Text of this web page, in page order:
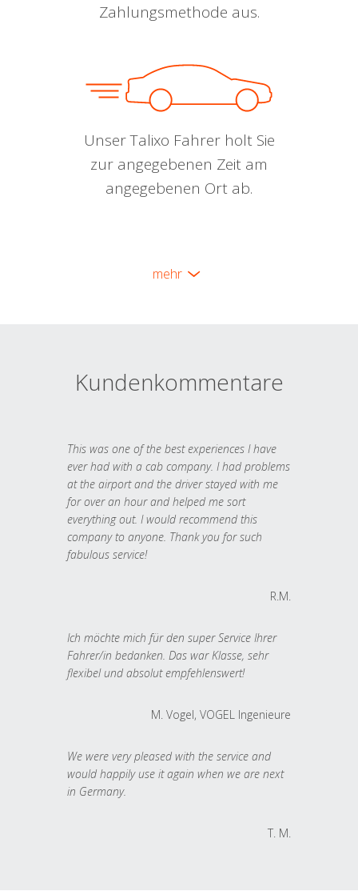
Zahlungsmethode aus.
Unser Talixo Fahrer holt Sie
zur angegebenen Zeit am
angegebenen Ort ab.
mehr
Kundenkommentare
This was one of the best experiences I have
ever had with a cab company. I had problems
at the airport and the driver stayed with me
for over an hour and helped me sort
everything out. I would recommend this
company to anyone. Thank you for such
fabulous service!
R.M.
Ich möchte mich für den super Service Ihrer
Fahrer/in bedanken. Das war Klasse, sehr
flexibel und absolut empfehlenswert!
M. Vogel, VOGEL Ingenieure
We were very pleased with the service and
would happily use it again when we are next
in Germany.
T. M.